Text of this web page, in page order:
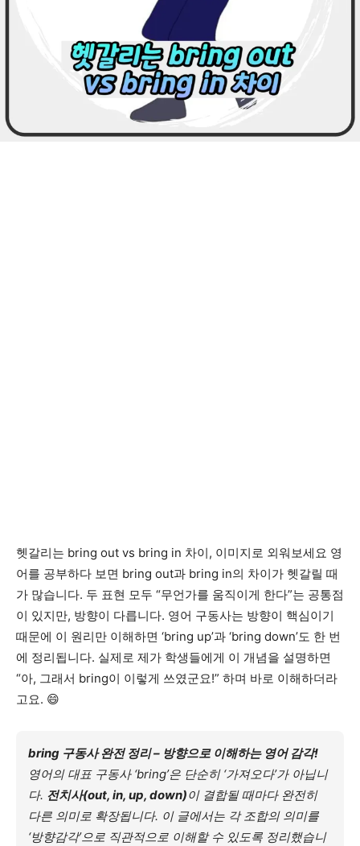
헷갈리는 bring out vs bring in 차이, 이미지로 외워보세요 영
어를 공부하다 보면 bring out과 bring in의 차이가 헷갈릴 때
가 많습니다. 두 표현 모두 “무언가를 움직이게 한다”는 공통점
이 있지만, 방향이 다릅니다. 영어 구동사는 방향이 핵심이기
때문에 이 원리만 이해하면 ‘bring up’과 ‘bring down’도 한 번
에 정리됩니다. 실제로 제가 학생들에게 이 개념을 설명하면
“아, 그래서 bring이 이렇게 쓰였군요!” 하며 바로 이해하더라
고요. 😄
bring 구동사 완전 정리 – 방향으로 이해하는 영어 감각!
영어의 대표 구동사 ‘bring’은 단순히 ‘가져오다’가 아닙니
다. 전치사(out, in, up, down)이 결합될 때마다 완전히
다른 의미로 확장됩니다. 이 글에서는 각 조합의 의미를
‘방향감각’으로 직관적으로 이해할 수 있도록 정리했습니